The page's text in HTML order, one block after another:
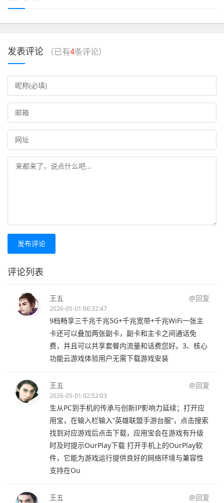
发表评论 （已有4条评论）
发布评论
评论列表
王五 @回复
2026-05-01 06:32:47
9档畅享三千兆千兆5G+千兆宽带+千兆WiFi一张主
卡还可以叠加两张副卡，副卡和主卡之间通话免
费，并且可以共享套餐内流量和话费您好。3、核心
功能云游戏体验用户无需下载游戏安装
王五 @回复
2026-05-01 02:52:03
生从PC到手机的传承与创新IP影响力延续；打开应
用宝，在输入栏输入“英雄联盟手游台服”，点击搜索
找到对应游戏后点击下载，应用宝会在游戏有升级
时及时提示OurPlay下载 打开手机上的OurPlay软
件，它能为游戏运行提供良好的网络环境与兼容性
支持在Ou
王五 @回复